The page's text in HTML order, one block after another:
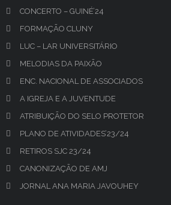
CONCERTO – GUINÉ’24
FORMAÇÃO CLUNY
LUC – LAR UNIVERSITÁRIO
MELODIAS DA PAIXÃO
ENC. NACIONAL DE ASSOCIADOS
A IGREJA E A JUVENTUDE
ATRIBUIÇÃO DO SELO PROTETOR
PLANO DE ATIVIDADES’23/24
RETIROS SJC 23/24
CANONIZAÇÃO DE AMJ
JORNAL ANA MARIA JAVOUHEY